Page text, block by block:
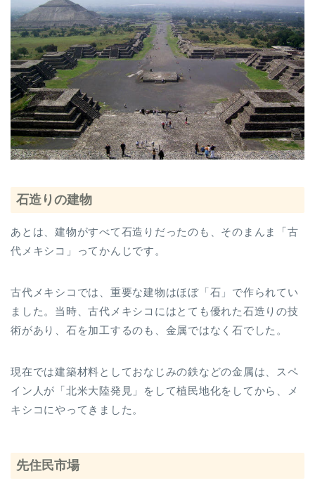
石造りの建物
あとは、建物がすべて石造りだったのも、そのまんま「古
代メキシコ」ってかんじです。
古代メキシコでは、重要な建物はほぼ「石」で作られてい
ました。当時、古代メキシコにはとても優れた石造りの技
術があり、石を加工するのも、金属ではなく石でした。
現在では建築材料としておなじみの鉄などの金属は、スペ
イン人が「北米大陸発見」をして植民地化をしてから、メ
キシコにやってきました。
先住民市場